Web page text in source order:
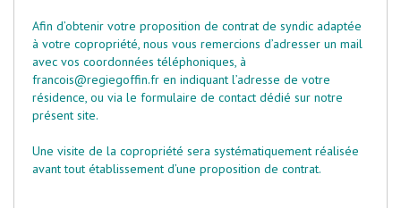
Afin d’obtenir votre proposition de contrat de syndic adaptée
à votre copropriété, nous vous remercions d’adresser un mail
avec vos coordonnées téléphoniques, à
francois@regiegoffin.fr en indiquant l’adresse de votre
résidence, ou via le formulaire de contact dédié sur notre
présent site.
Une visite de la copropriété sera systématiquement réalisée
avant tout établissement d’une proposition de contrat.